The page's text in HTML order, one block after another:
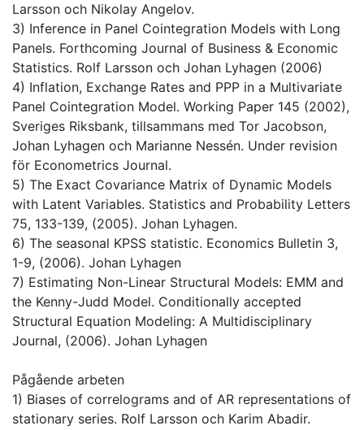
Larsson och Nikolay Angelov.
3) Inference in Panel Cointegration Models with Long
Panels. Forthcoming Journal of Business & Economic
Statistics. Rolf Larsson och Johan Lyhagen (2006)
4) Inflation, Exchange Rates and PPP in a Multivariate
Panel Cointegration Model. Working Paper 145 (2002),
Sveriges Riksbank, tillsammans med Tor Jacobson,
Johan Lyhagen och Marianne Nessén. Under revision
för Econometrics Journal.
5) The Exact Covariance Matrix of Dynamic Models
with Latent Variables. Statistics and Probability Letters
75, 133-139, (2005). Johan Lyhagen.
6) The seasonal KPSS statistic. Economics Bulletin 3,
1-9, (2006). Johan Lyhagen
7) Estimating Non-Linear Structural Models: EMM and
the Kenny-Judd Model. Conditionally accepted
Structural Equation Modeling: A Multidisciplinary
Journal, (2006). Johan Lyhagen
Pågående arbeten
1) Biases of correlograms and of AR representations of
stationary series. Rolf Larsson och Karim Abadir.